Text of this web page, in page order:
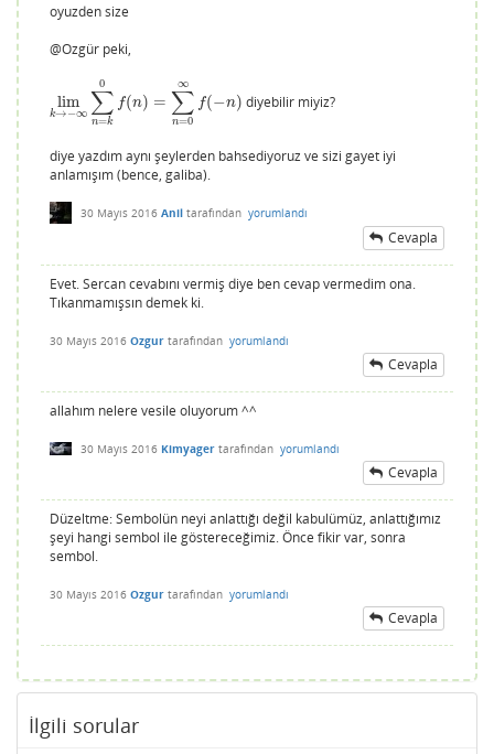
oyuzden size
@Ozgür peki,
lim
k→−∞ ∑
n=k
0
f(n) = ∑
n=0
∞
f(−n)
limk→ −∞ ∑ n=k0f n)= ∑n = 0∞f(−n) diyebilir miyiz?
diye yazdım aynı şeylerden bahsediyoruz ve sizi gayet iyi
anlamışım (bence, galiba).
30 Mayıs 2016 Anil tarafından yorumlandı
Cevapla
Evet. Sercan cevabını vermiş diye ben cevap vermedim ona.
Tıkanmamışsın demek ki.
30 Mayıs 2016 Ozgur tarafından yorumlandı
Cevapla
allahım nelere vesile oluyorum ^^
30 Mayıs 2016 Kimyager tarafından yorumlandı
Cevapla
Düzeltme: Sembolün neyi anlattığı değil kabulümüz, anlattığımız
şeyi hangi sembol ile göstereceğimiz. Önce fikir var, sonra
sembol.
30 Mayıs 2016 Ozgur tarafından yorumlandı
Cevapla
İlgili sorular